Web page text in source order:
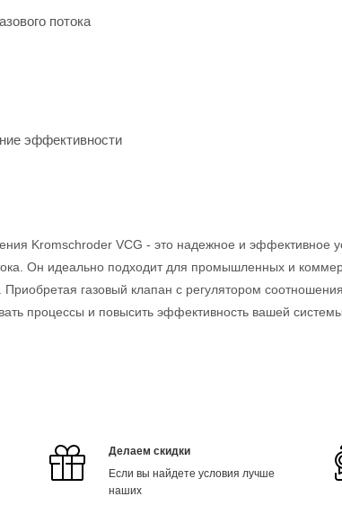
потока
эффективности
Kromschroder VCG - это надежное и эффективное
Он идеально подходит для промышленных и
газовый клапан с регулятором
процессы и повысить эффективность вашей системы.
Делаем скидки
Если вы найдете условия лучше
наших